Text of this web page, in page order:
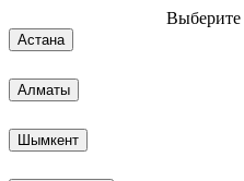
Выберите
Астана
Алматы
Шымкент